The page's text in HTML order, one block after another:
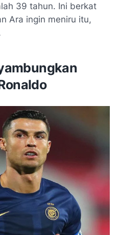
39 tahun. Ini berkat
Ara ingin meniru itu,